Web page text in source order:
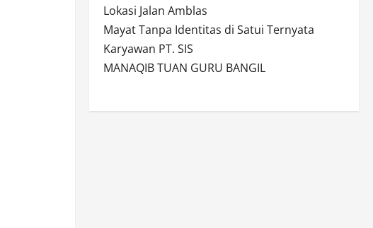
Lokasi Jalan Amblas
Mayat Tanpa Identitas di Satui Ternyata
Karyawan PT. SIS
MANAQIB TUAN GURU BANGIL